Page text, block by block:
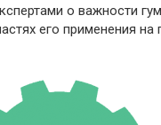
о важности
его применения на